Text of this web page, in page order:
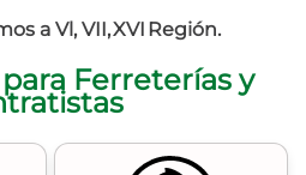
a Vl, VII, XVI Región.
Ferreterías y